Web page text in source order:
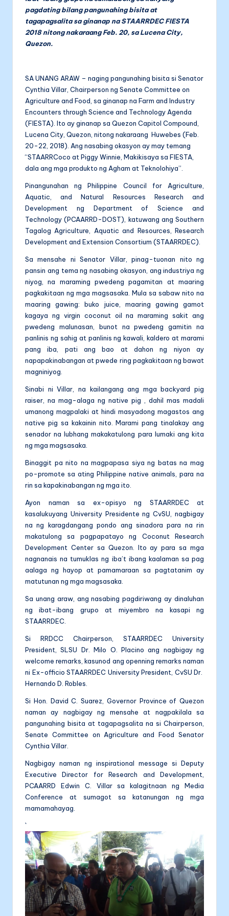
pagdating bilang pangunahing bisita at
tagapagsalita sa ginanap na STAARRDEC FIESTA
2018 nitong nakaraang Feb. 20, sa Lucena City,
Quezon.
SA UNANG ARAW – naging pangunahing bisita si Senator
Cynthia Villar, Chairperson ng Senate Committee on
Agriculture and Food, sa ginanap na Farm and Industry
Encounters through Science and Technology Agenda
(FIESTA). Ito ay ginanap sa Quezon Capitol Compound,
Lucena City, Quezon, nitong nakaraang Huwebes (Feb.
20-22, 2018). Ang nasabing okasyon ay may temang
“STAARRCoco at Piggy Winnie, Makikisaya sa FIESTA,
dala ang mga produkto ng Agham at Teknolohiya”.
Pinangunahan ng Philippine Council for Agriculture,
Aquatic, and Natural Resources Research and
Development ng Department of Science and
Technology (PCAARRD-DOST), katuwang ang Southern
Tagalog Agriculture, Aquatic and Resources, Research
Development and Extension Consortium (STAARRDEC).
Sa mensahe ni Senator Villar, pinag-tuonan nito ng
pansin ang tema ng nasabing okasyon, ang industriya ng
niyog, na maraming pwedeng pagamitan at maaring
pagkakitaan ng mga magsasaka. Mula sa sabaw nito na
maaring gawing: buko juice, maaring gawing gamot
kagaya ng virgin coconut oil na maraming sakit ang
pwedeng malunasan, bunot na pwedeng gamitin na
panlinis ng sahig at panlinis ng kawali, kaldero at marami
pang iba, pati ang bao at dahon ng niyon ay
napapakinabangan at pwede ring pagkakitaan ng bawat
magniniyog.
Sinabi ni Villar, na kailangang ang mga backyard pig
raiser, na mag-alaga ng native pig , dahil mas madali
umanong magpalaki at hindi masyadong magastos ang
native pig sa kakainin nito. Marami pang tinalakay ang
senador na lubhang makakatulong para lumaki ang kita
ng mga magsasaka.
Binaggit pa nito na magpapasa siya ng batas na mag
po-promote sa ating Philippine native animals, para na
rin sa kapakinabangan ng mga ito.
Ayon naman sa ex-opisyo ng STAARRDEC at
kasalukuyang University Presidente ng CvSU, nagbigay
na ng karagdangang pondo ang sinadora para na rin
makatulong sa pagpapatayo ng Coconut Research
Development Center sa Quezon. Ito ay para sa mga
nagnanais na tumuklas ng iba’t ibang kaalaman sa pag
aalaga ng hayop at pamamaraan sa pagtatanim ay
matutunan ng mga magsasaka.
Sa unang araw, ang nasabing pagdiriwang ay dinaluhan
ng ibat-ibang grupo at miyembro na kasapi ng
STAARRDEC.
Si RRDCC Chairperson, STAARRDEC University
President, SLSU Dr. Milo O. Placino ang nagbigay ng
welcome remarks, kasunod ang openning remarks naman
ni Ex-officio STAARRDEC University President, CvSU Dr.
Hernando D. Robles.
Si Hon. David C. Suarez, Governor Province of Quezon
naman ay nagbigay ng mensahe at nagpakilala sa
pangunahing bisita at tagapagsalita na si Chairperson,
Senate Committee on Agriculture and Food Senator
Cynthia Villar.
Nagbigay naman ng inspirational message si Deputy
Executive Director for Research and Development,
PCAARRD Edwin C. Villar sa kalagitnaan ng Media
Conference at sumagot sa katanungan ng mga
mamamahayag.
`